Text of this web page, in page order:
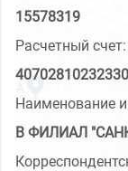
15578319
Расчетный счет:
Наименование
В ФИЛИАЛ